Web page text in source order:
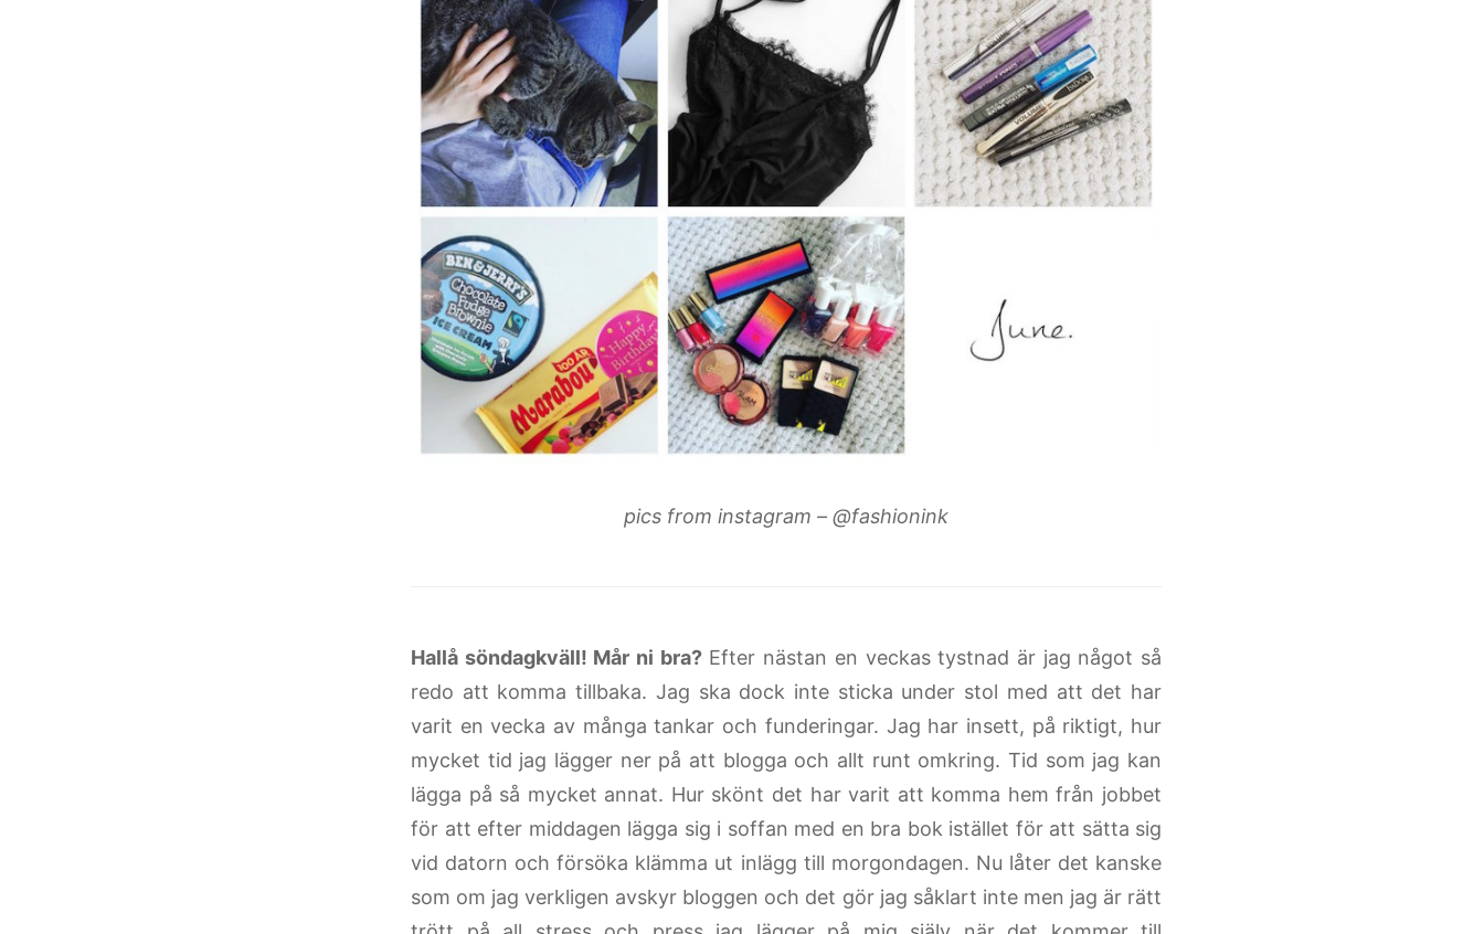
pics from instagram – @fashionink
Hallå söndagkväll! Mår ni bra?Efter nästan en veckas tystnad är jag något så
redo att komma tillbaka. Jag ska dock inte sticka under stol med att det har
varit en vecka av många tankar och funderingar. Jag har insett, på riktigt, hur
mycket tid jag lägger ner på att blogga och allt runt omkring. Tid som jag kan
lägga på så mycket annat. Hur skönt det har varit att komma hem från jobbet
för att efter middagen lägga sig i soffan med en bra bok istället för att sätta sig
vid datorn och försöka klämma ut inlägg till morgondagen. Nu låter det kanske
som om jag verkligen avskyr bloggen och det gör jag såklart inte men jag är rätt